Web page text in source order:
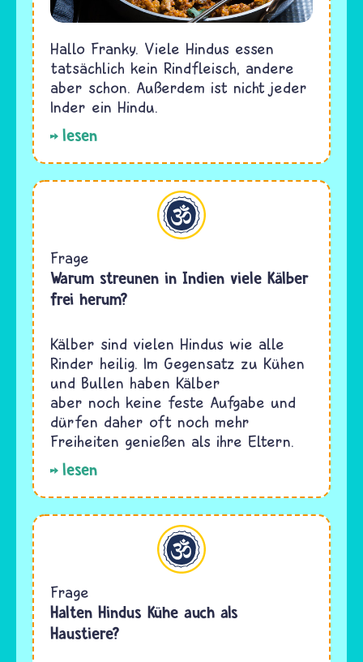
Hallo Franky. Viele Hindus essen
tatsächlich kein Rindfleisch, andere
aber schon. Außerdem ist nicht jeder
Inder ein Hindu.
lesen
Hinduismus
Frage
Warum streunen in Indien viele Kälber
frei herum?
Kälber sind vielen Hindus wie alle
Rinder heilig. Im Gegensatz zu Kühen
und Bullen haben Kälber
aber noch keine feste Aufgabe und
dürfen daher oft noch mehr
Freiheiten genießen als ihre Eltern.
lesen
Hinduismus
Frage
Halten Hindus Kühe auch als
Haustiere?